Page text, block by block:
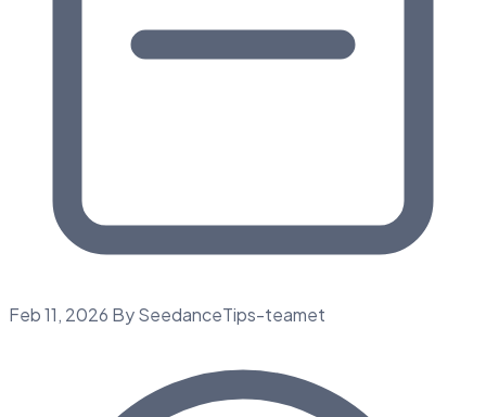
Feb 11, 2026 By SeedanceTips-teamet